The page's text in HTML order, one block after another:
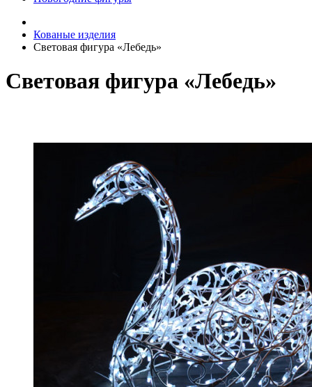
Кованые изделия
Световая фигура «Лебедь»
Световая фигура «Лебедь»